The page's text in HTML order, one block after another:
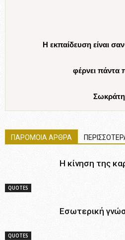
Η εκπαίδευση είναι
φέρνει πάντα
ΠΑΡΟΜΟΙΑ ΑΡΘΡΑ
QUOTES
Η κίνηση της
QUOTES
Εσωτερική